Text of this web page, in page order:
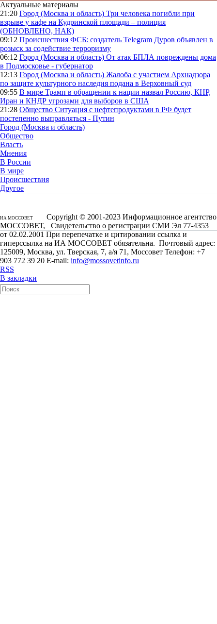
Актуальные материалы
21:20 Город (Москва и область) Три человека погибли при
взрыве у кафе на Кудринской площади – полиция
(ОБНОВЛЕНО, НАК)
09:12 Происшествия ФСБ: создатель Telegram Дуров объявлен в
розыск за содействие терроризму
06:12 Город (Москва и область) От атак БПЛА повреждены дома
в Подмосковье - губернатор
12:13 Город (Москва и область) Жалоба с участием Архнадзора
по защите культурного наследия подана в Верховный суд
09:55 В мире Трамп в обращении к нации назвал Россию, КНР,
Иран и КНДР угрозами для выборов в США
21:28 Общество Ситуация с нефтепродуктами в РФ будет
постепенно выправляться - Путин
Город (Москва и область)
Общество
Власть
Мнения
В России
В мире
Происшествия
Другое
ИА МОССОВЕТ
Copyright © 2001-2023 Информационное агентство
МОССОВЕТ, Свидетельство о регистрации СМИ Эл 77-4353
от 02.02.2001 При перепечатке и цитировании ссылка и
гиперссылка на ИА МОССОВЕТ обязательна. Почтовый адрес:
125009, Москва, ул. Тверская, 7, а/я 71, Моссовет Телефон: +7
903 772 39 20 E-mail: info@mossovetinfo.ru
RSS
В закладки